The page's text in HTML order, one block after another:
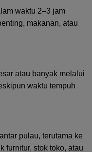
waktu 2–3 jam
makanan, atau
atau banyak melalui
waktu tempuh
pulau, terutama ke
furnitur, stok toko, atau